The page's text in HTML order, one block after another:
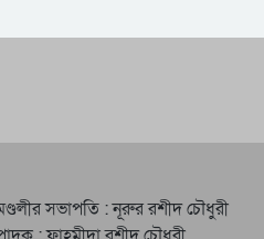
সভাপতি : নূরুর রশীদ চৌধুরী